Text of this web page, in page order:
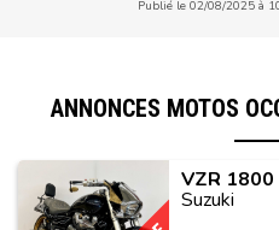
Publié le 02/08/2025 à
ANNONCES MOTOS
VZR 1800
Suzuki